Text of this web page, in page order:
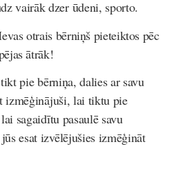
vairāk dzer ūdeni, sporto.
otrais bērniņš pieteiktos pēc
ātrāk!
pie bērniņa, dalies ar savu
izmēģinājuši, lai tiktu pie
sagaidītu pasaulē savu
esat izvēlējušies izmēģināt